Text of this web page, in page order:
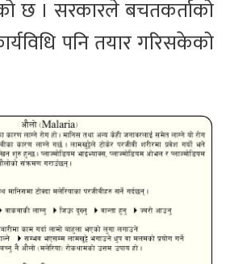
छ । सरकारले बचतकर्ताको
पनि तयार गरिसकेको